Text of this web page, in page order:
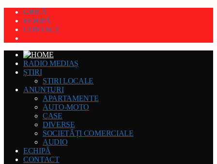
GRILĂ
ECHIPĂ
CONTACT
RADIO MEDIAȘ
ȘTIRI
STIRI LOCALE
ANUNȚURI
APARTAMENTE
AUTO-MOTO
CASE
DIVERSE
SOCIETĂȚI COMERCIALE
AUDIO
ECHIPĂ
CONTACT